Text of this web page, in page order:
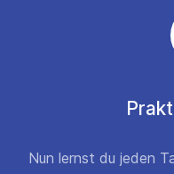
Nun lernst du jeden